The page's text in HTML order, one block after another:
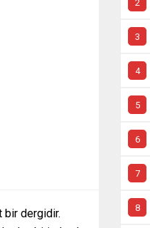
bir dergidir.